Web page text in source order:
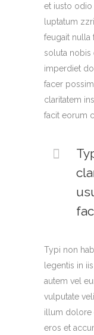
et iusto
luptatum
feugait nulla
soluta nobis
imperdiet
facer
claritatem
facit eorum
Typi non
legentis in
autem vel
vulputate
illum dolore
eros et